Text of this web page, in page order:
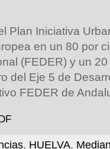
Plan Iniciativa
en un 80 por
(FEDER) y un
del Eje 5 de
FEDER de
, HUELVA,